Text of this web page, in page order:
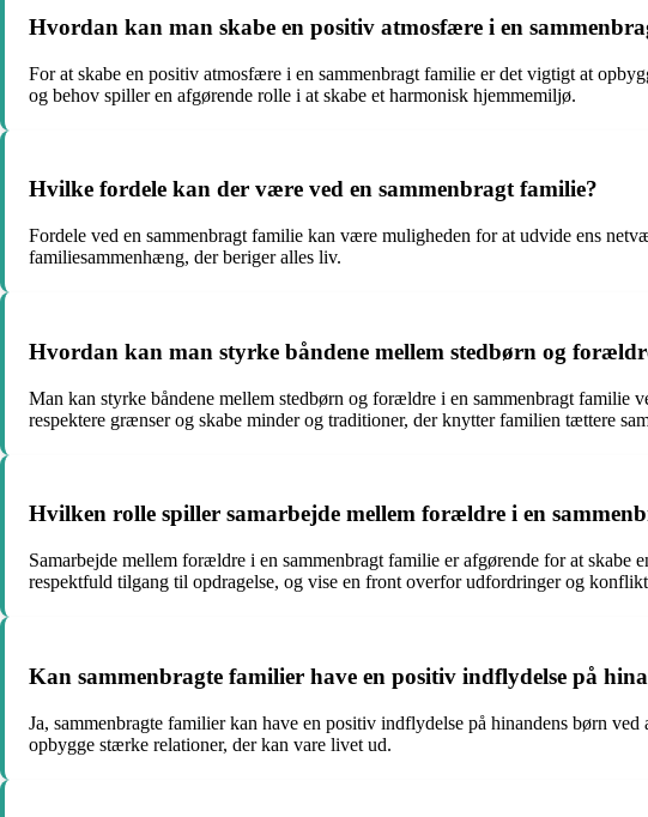
Hvordan kan man skabe en positiv atmosfære i en
For at skabe en positiv atmosfære i en sammenbragt familie er det vigtigt at
og behov spiller en afgørende rolle i at skabe et harmonisk hjemmemiljø.
Hvilke fordele kan der være ved en sammenbragt familie?
Fordele ved en sammenbragt familie kan være muligheden for at udvide ens
familiesammenhæng, der beriger alles liv.
Hvordan kan man styrke båndene mellem stedbørn og
Man kan styrke båndene mellem stedbørn og forældre i en sammenbragt
respektere grænser og skabe minder og traditioner, der knytter familien tættere
Hvilken rolle spiller samarbejde mellem forældre i en
Samarbejde mellem forældre i en sammenbragt familie er afgørende for at
respektfuld tilgang til opdragelse, og vise en front overfor udfordringer og
Kan sammenbragte familier have en positiv indflydelse på
Ja, sammenbragte familier kan have en positiv indflydelse på hinandens børn
opbygge stærke relationer, der kan vare livet ud.